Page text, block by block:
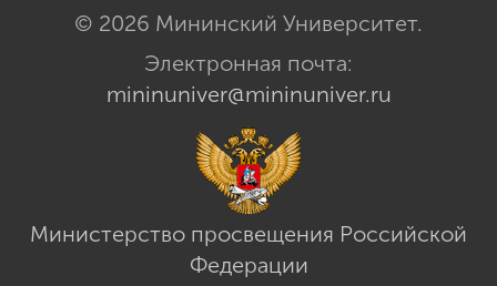
© 2026 Мининский Университет.
Электронная почта:
mininuniver@mininuniver.ru
Министерство просвещения Российской
Федерации